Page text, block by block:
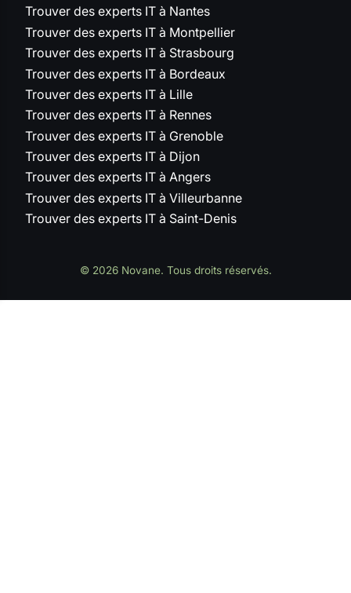
Trouver des experts IT à Nantes
Trouver des experts IT à Montpellier
Trouver des experts IT à Strasbourg
Trouver des experts IT à Bordeaux
Trouver des experts IT à Lille
Trouver des experts IT à Rennes
Trouver des experts IT à Grenoble
Trouver des experts IT à Dijon
Trouver des experts IT à Angers
Trouver des experts IT à Villeurbanne
Trouver des experts IT à Saint-Denis
© 2026 Novane. Tous droits réservés.